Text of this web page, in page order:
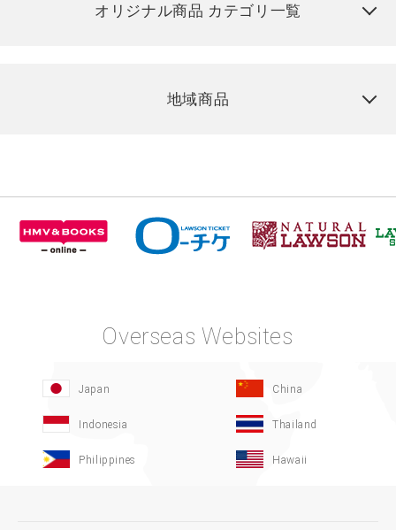
オリジナル商品 カテゴリ一覧
地域商品
Overseas Websites
Japan China
Indonesia Thailand
Philippines Hawaii